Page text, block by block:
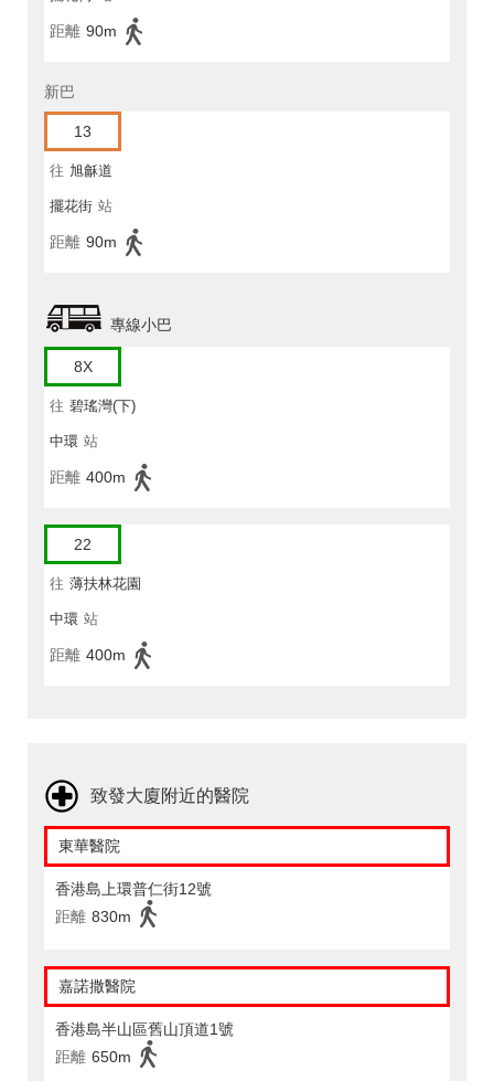
距離 90m
新巴
13
往 旭龢道
擺花街 站
距離 90m
專線小巴
8X
往 碧瑤灣(下)
中環 站
距離 400m
22
往 薄扶林花園
中環 站
距離 400m
致發大廈附近的醫院
東華醫院
香港島上環普仁街12號
距離 830m
嘉諾撒醫院
香港島半山區舊山頂道1號
距離 650m